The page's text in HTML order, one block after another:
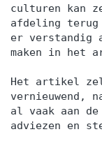
culturen kan
afdeling
er verstandig
maken in het
Het artikel
vernieuwend,
al vaak aan de
adviezen en